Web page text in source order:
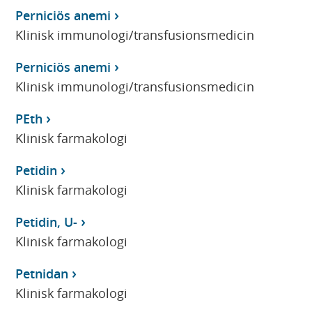
Perniciös anemi
Klinisk immunologi/transfusionsmedicin
Perniciös anemi
Klinisk immunologi/transfusionsmedicin
PEth
Klinisk farmakologi
Petidin
Klinisk farmakologi
Petidin, U-
Klinisk farmakologi
Petnidan
Klinisk farmakologi